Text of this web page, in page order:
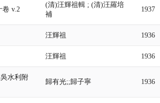
卷 v.2
(清)汪輝祖輯 ; (清)汪羅培
補
1937
汪輝祖 1936
汪輝祖 1936
水利附
歸有光;;歸子寧 1936